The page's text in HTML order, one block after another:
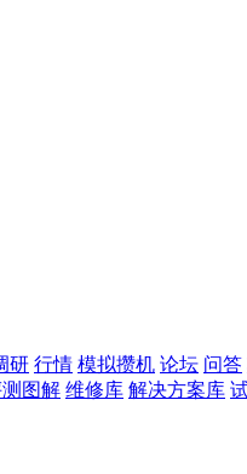
研 行情 模拟攒机 论坛 问答
图解 维修库 解决方案库